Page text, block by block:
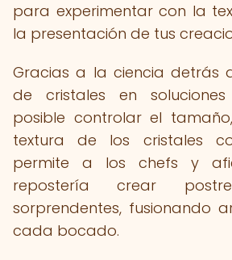
para experimentar con la
la presentación de tus
Gracias a la ciencia detrás
de cristales en
posible controlar el
textura de los cristales
permite a los chefs y
repostería crear
sorprendentes, fusionando
cada bocado.